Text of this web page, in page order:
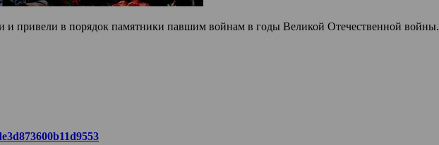
привели в порядок памятники павшим войнам в годы Великой Отечественной войны.